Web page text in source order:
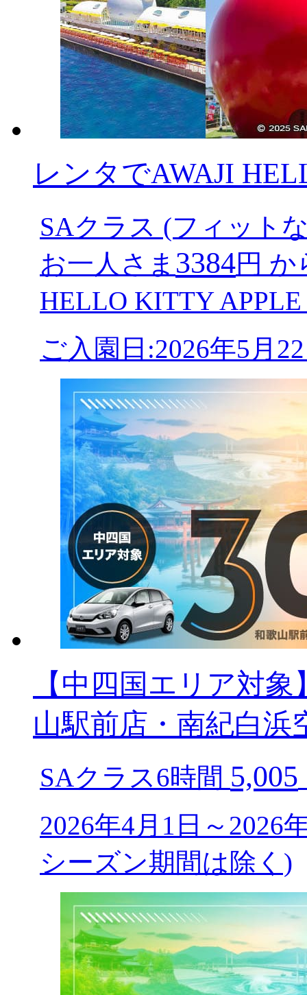
レンタでAWAJI
SAクラス (フィット
お一人さま 3384円 か
HELLO KITTY
ご入園日:2026年5月
【中四国エリア対
山駅前店・南紀白浜
SAクラス6時間 5,005
2026年4月1日～2026
シーズン期間は除く)